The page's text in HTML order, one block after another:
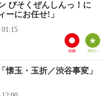
びそくぜんしんっ！に
ーにお任せ!」
01:15
懐玉・玉折／渋谷事変」